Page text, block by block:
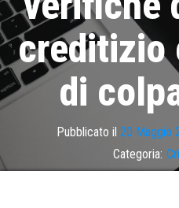
creditizio
di
Pubblicato il 20 Maggio
Categoria:
Tag colpa grave,merito